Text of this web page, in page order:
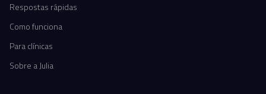
Respostas rápidas
Como funciona
Para clínicas
Sobre a Julia